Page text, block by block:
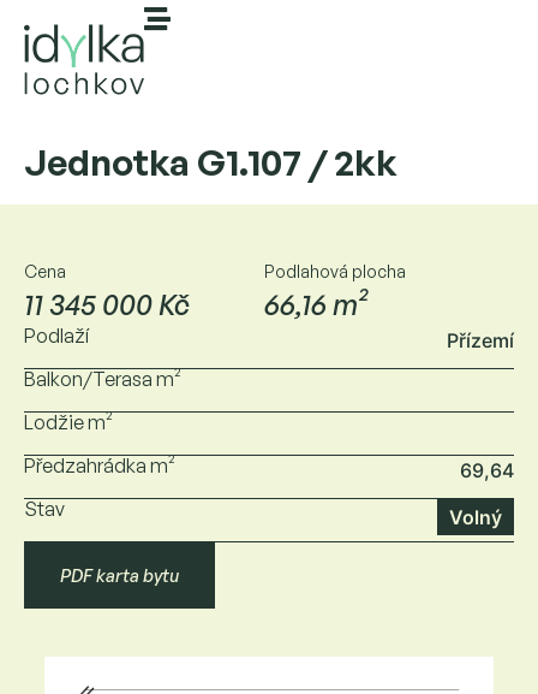
Jednotka G1.107 / 2kk
Cena
11 345 000 Kč
Podlahová plocha
66,16 m²
Podlaží
Přízemí
Balkon/Terasa m²
Lodžie m²
Předzahrádka m²
69,64
Stav
Volný
PDF karta bytu